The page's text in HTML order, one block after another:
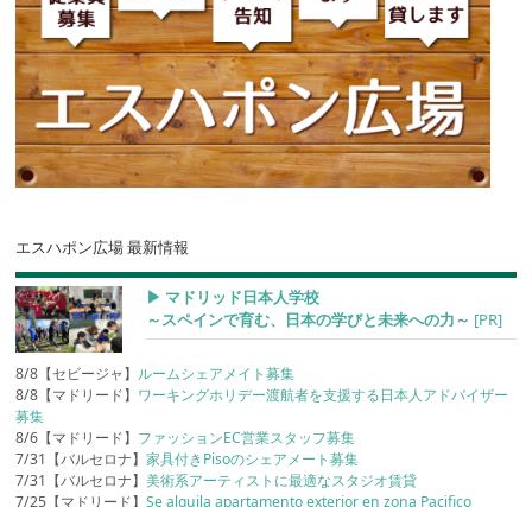
エスハポン広場 最新情報
▶︎ マドリッド日本人学校
～スペインで育む、日本の学びと未来への力～ [PR]
8/8【セビージャ】 ルームシェアメイト募集
8/8【マドリード】 ワーキングホリデー渡航者を支援する日本人アドバイザー
募集
8/6【マドリード】 ファッションEC営業スタッフ募集
7/31【バルセロナ】家具付きPisoのシェアメート募集
7/31【バルセロナ】美術系アーティストに最適なスタジオ賃貸
7/25【マドリード】Se alquila apartamento exterior en zona Pacifico